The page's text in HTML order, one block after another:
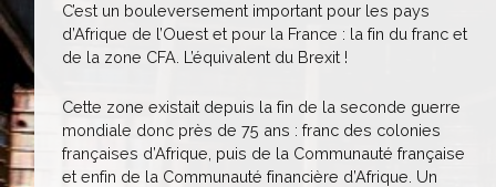
C’est un bouleversement important pour les pays
d’Afrique de l’Ouest et pour la France : la fin du franc et
de la zone CFA. L’équivalent du Brexit !
Cette zone existait depuis la fin de la seconde guerre
mondiale donc près de 75 ans : franc des colonies
françaises d’Afrique, puis de la Communauté française
et enfin de la Communauté financière d’Afrique. Un